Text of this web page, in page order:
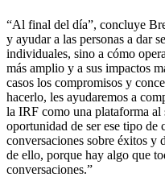
“Al final del día”, concluye
y ayudar a las personas a dar
individuales, sino a cómo
más amplio y a sus impactos
casos los compromisos y
hacerlo, les ayudaremos a
la IRF como una plataforma al
oportunidad de ser ese tipo de
conversaciones sobre éxitos y
de ello, porque hay algo que
conversaciones.”